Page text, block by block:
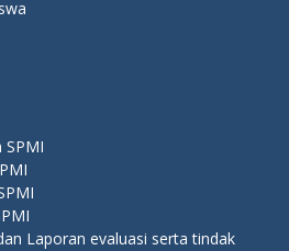
SPMI
Laporan evaluasi serta tindak